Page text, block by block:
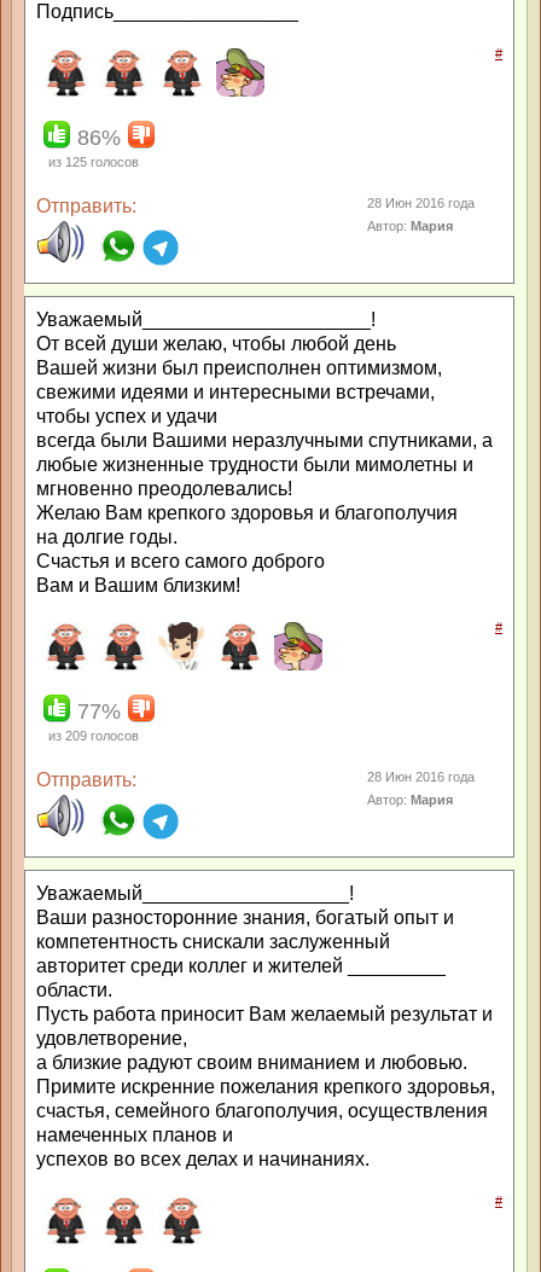
Подпись_________________
#
86%
из 125 голосов
Отправить:
28 Июн 2016 года
Автор:Мария
Уважаемый_____________________!
От всей души желаю, чтобы любой день
Вашей жизни был преисполнен оптимизмом,
свежими идеями и интересными встречами,
чтобы успех и удачи
всегда были Вашими неразлучными спутниками, а
любые жизненные трудности были мимолетны и
мгновенно преодолевались!
Желаю Вам крепкого здоровья и благополучия
на долгие годы.
Счастья и всего самого доброго
Вам и Вашим близким!
#
77%
из 209 голосов
Отправить:
28 Июн 2016 года
Автор:Мария
Уважаемый___________________!
Ваши разносторонние знания, богатый опыт и
компетентность снискали заслуженный
авторитет среди коллег и жителей _________
области.
Пусть работа приносит Вам желаемый результат и
удовлетворение,
а близкие радуют своим вниманием и любовью.
Примите искренние пожелания крепкого здоровья,
счастья, семейного благополучия, осуществления
намеченных планов и
успехов во всех делах и начинаниях.
#